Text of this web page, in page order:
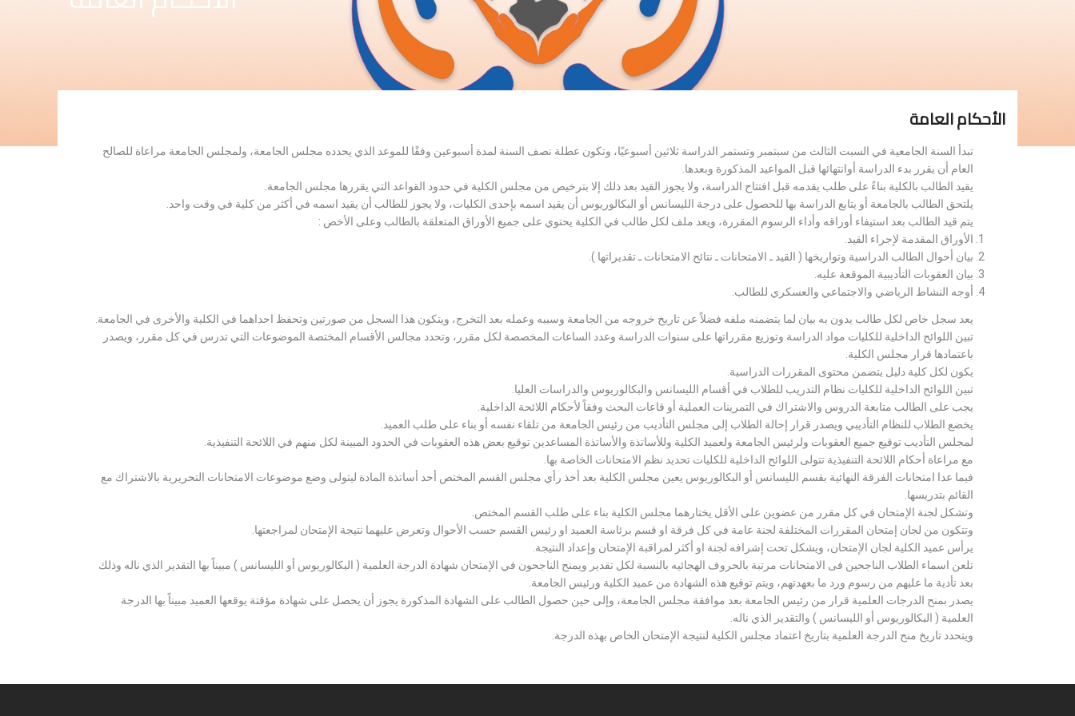
الأحكام العامة
تبدأ السنة الجامعية في السبت الثالث من سبتمبر وتستمر الدراسة ثلاثين أسبوعيًا، وتكون عطلة نصف السنة لمدة أسبوعين وفقًا للموعد الذي يحدده مجلس الجامعة، ولمجلس الجامعة مراعاة للصالح
العام أن يقرر بدء الدراسة أوانتهائها قبل المواعيد المذكورة وبعدها.
يقيد الطالب بالكلية بناءً على طلب يقدمه قبل افتتاح الدراسة، ولا يجوز القيد بعد ذلك إلا بترخيص من مجلس الكلية في حدود القواعد التي يقررها مجلس الجامعة.
يلتحق الطالب بالجامعة أو يتابع الدراسة بها للحصول على درجة الليسانس أو البكالوريوس أن يقيد اسمه بإحدى الكليات، ولا يجوز للطالب أن يقيد اسمه في أكثر من كلية في وقت واحد.
يتم قيد الطالب بعد استيفاء أوراقه وأداء الرسوم المقررة، ويعد ملف لكل طالب في الكلية يحتوي على جميع الأوراق المتعلقة بالطالب وعلى الأخص :
الأوراق المقدمة لإجراء القيد.
بيان أحوال الطالب الدراسية وتواريخها ( القيد ـ الامتحانات ـ نتائح الامتحانات ـ تقديراتها ).
بيان العقوبات التأديبية الموقعة عليه.
أوجه النشاط الرياضي والاجتماعي والعسكري للطالب.
يعد سجل خاص لكل طالب يدون به بيان لما يتضمنه ملفه فضلاً عن تاريخ خروجه من الجامعة وسببه وعمله بعد التخرج، ويتكون هذا السجل من صورتين وتحفظ احداهما في الكلية والأخرى في الجامعة.
تبين اللوائح الداخلية للكليات مواد الدراسة وتوزيع مقرراتها على سنوات الدراسة وعدد الساعات المخصصة لكل مقرر، وتحدد مجالس الأقسام المختصة الموضوعات التي تدرس في كل مقرر، ويصدر
باعتمادها قرار مجلس الكلية.
يكون لكل كلية دليل يتضمن محتوى المقررات الدراسية.
تبين اللوائح الداخلية للكليات نظام التدريب للطلاب في أقسام الليسانس والبكالوريوس والدراسات العليا.
يجب على الطالب متابعة الدروس والاشتراك في التمرينات العملية أو قاعات البحث وفقاً لأحكام اللائحة الداخلية.
يخضع الطلاب للنظام التأديبي ويصدر قرار إحالة الطلاب إلى مجلس التأديب من رئيس الجامعة من تلقاء نفسه أو بناء على طلب العميد.
لمجلس التأديب توقيع جميع العقوبات ولرئيس الجامعة ولعميد الكلية وللأساتذة والأساتذة المساعدين توقيع بعض هذه العقوبات في الحدود المبينة لكل منهم في اللائحة التنفيذية.
مع مراعاة أحكام اللائحة التنفيذية تتولى اللوائح الداخلية للكليات تحديد نظم الامتحانات الخاصة بها.
فيما عدا امتحانات الفرقة النهائية بقسم الليسانس أو البكالوريوس يعين مجلس الكلية بعد أخذ رأي مجلس القسم المختص أحد أساتذة المادة ليتولى وضع موضوعات الامتحانات التحريرية بالاشتراك مع
القائم بتدريسها.
وتشكل لجنة الإمتحان في كل مقرر من عضوين على الأقل يختارهما مجلس الكلية بناء على طلب القسم المختص.
وتتكون من لجان إمتحان المقررات المختلفة لجنة عامة في كل فرقة او قسم برئاسة العميد او رئيس القسم حسب الأحوال وتعرض عليهما نتيجة الإمتحان لمراجعتها.
يرأس عميد الكلية لجان الإمتحان، ويشكل تحت إشرافه لجنة او أكثر لمراقبة الإمتحان وإعداد النتيجة.
تلعن اسماء الطلاب الناجحين فى الامتحانات مرتبة بالحروف الهجائيه بالنسبة لكل تقدير ويمنح الناجحون في الإمتحان شهادة الدرجة العلمية ( البكالوريوس أو الليسانس ) مبيناً بها التقدير الذي ناله وذلك
بعد تأدية ما عليهم من رسوم ورد ما بعهدتهم، ويتم توقيع هذه الشهادة من عميد الكلية ورئيس الجامعة.
يصدر بمنح الدرجات العلمية قرار من رئيس الجامعة بعد موافقة مجلس الجامعة، وإلى حين حصول الطالب على الشهادة المذكورة يجوز أن يحصل على شهادة مؤقتة يوقعها العميد مبيناً بها الدرجة
العلمية ( البكالوريوس أو الليسانس ) والتقدير الذي ناله.
ويتحدد تاريخ منح الدرجة العلمية بتاريخ اعتماد مجلس الكلية لنتيجة الإمتحان الخاص بهذه الدرجة.